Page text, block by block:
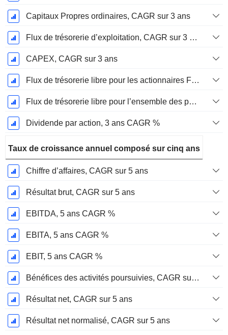
Capitaux Propres ordinaires, CAGR sur 3 ans
Flux de trésorerie d’exploitation, CAGR sur 3 ans
CAPEX, CAGR sur 3 ans
Flux de trésorerie libre pour les actionnaires FCFE, CAGR sur 3 ans
Flux de trésorerie libre pour l’ensemble des pourvoyeurs de fonds (créanciers et actionnaires) FCFF, CAGR sur 3 ans
Dividende par action, 3 ans CAGR %
Taux de croissance annuel composé sur cinq ans
Chiffre d’affaires, CAGR sur 5 ans
Résultat brut, CAGR sur 5 ans
EBITDA, 5 ans CAGR %
EBITA, 5 ans CAGR %
EBIT, 5 ans CAGR %
Bénéfices des activités poursuivies, CAGR sur 5 ans
Résultat net, CAGR sur 5 ans
Résultat net normalisé, CAGR sur 5 ans